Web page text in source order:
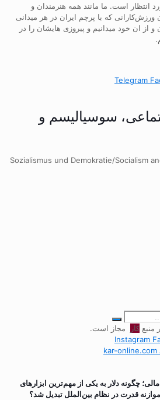
است. ما مانند همه هنرمندان و
که با پرچم ایران در هر میدانی
و از ان خود میدانیم و پیروزی هایشان را در
Telegram
سوسیالیسم و
Sozialismus und Demokratie/Socialism
منبعکار
مجاز است.
Instagram
چگونه دلار به یکی از مهم‌ترین ابزارهای
قدرت در نظام بین‌الملل تبدیل شد؟